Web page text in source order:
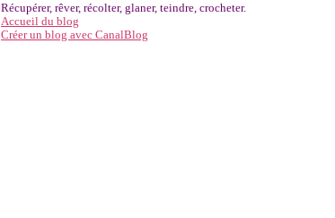
Récupérer, rêver, récolter, glaner, teindre, crocheter.
Accueil du blog
Créer un blog avec CanalBlog